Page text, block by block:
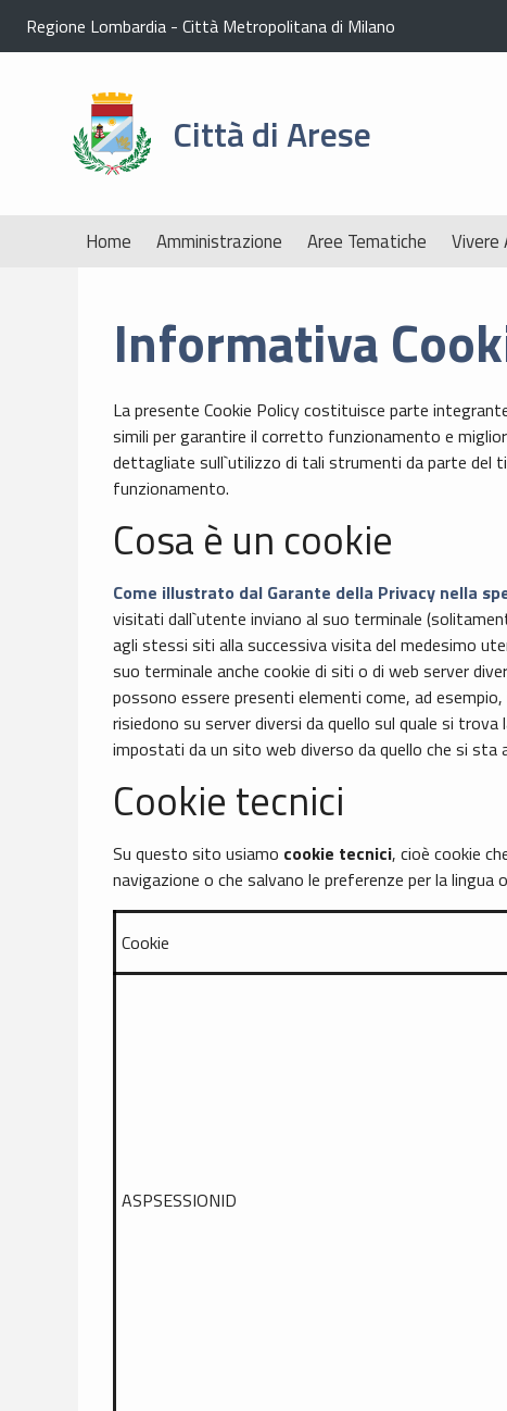
Regione Lombardia - Città Metropolitana di Milano
Città di Arese
Home Amministrazione Aree Tematiche Vivere
Informativa
La presente Cookie Policy costituisce parte
simili per garantire il corretto funzionamento e
dettagliate sull`utilizzo di tali strumenti da parte del
funzionamento.
Cosa è un cookie
Come illustrato dal Garante della Privacy nella
visitati dall`utente inviano al suo terminale
agli stessi siti alla successiva visita del medesimo
suo terminale anche cookie di siti o di web server
possono essere presenti elementi come, ad
risiedono su server diversi da quello sul quale si
impostati da un sito web diverso da quello che si sta
Cookie tecnici
Su questo sito usiamo cookie tecnici, cioè cookie
navigazione o che salvano le preferenze per la lingua
Cookie
ASPSESSIONID